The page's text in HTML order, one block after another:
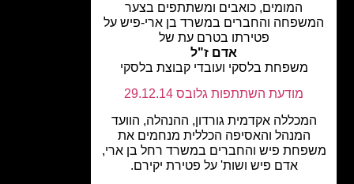
המומים, כואבים ומשתתפים בצער
והחברים במשרד בן ארי-פיש על
פטירתו בטרם עת של
אדם ז"ל
משפחת בלסקי ועובדי קבוצת בלסקי
מודעת השתתפות גלובס 29.12.14
אקדמית גורדון, ההנהלה, הוועד
המנהל והאסיפה הכללית מנחמים את
פיש והחברים במשרד רחל בן ארי,
אדם פיש ושות' על פטירת יקירם.